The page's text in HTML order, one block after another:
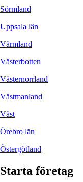
Sörmland
Uppsala län
Värmland
Västerbotten
Västernorrland
Västmanland
Väst
Örebro län
Östergötland
Starta företag